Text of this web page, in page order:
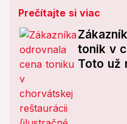
Prečítajte si viac
tonik v
Toto už